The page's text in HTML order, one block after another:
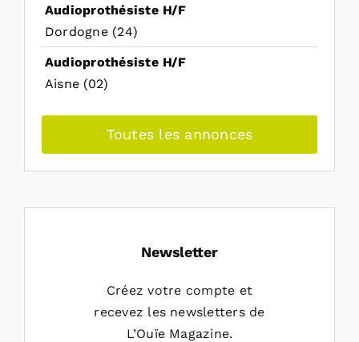
Audioprothésiste H/F
Dordogne (24)
Audioprothésiste H/F
Aisne (02)
Toutes les annonces
Newsletter
Créez votre compte et
recevez les newsletters de
L’Ouïe Magazine.